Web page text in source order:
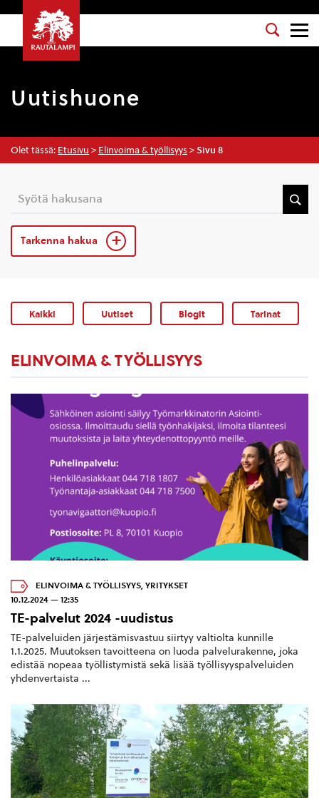
Uutishuone
Olet tässä: Etusivu > Elinvoima & työllisyys > Sivu 8
Tarkenna hakua
Kaikki Uutiset Blogit Tarinat
ELINVOIMA & TYÖLLISYYS
ELINVOIMA & TYÖLLISYYS, YRITYKSET
10.12.2024 — 12:35
TE-palvelut 2024 -uudistus
TE-palveluiden järjestämisvastuu siirtyy valtiolta kunnille
1.1.2025. Muutoksen tavoitteena on luoda palvelurakenne, joka
edistää nopeaa työllistymistä sekä lisää työllisyyspalveluiden
yhdenvertaista ...